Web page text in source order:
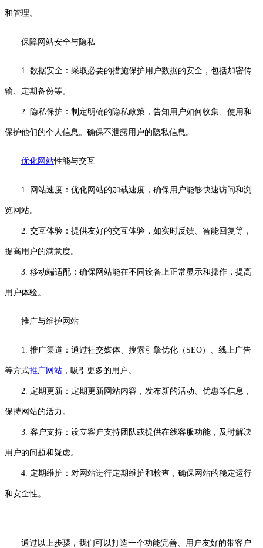
和管理。
保障网站安全与隐私
1. 数据安全：采取必要的措施保护用户数据的安全，包括加密传
输、定期备份等。
2. 隐私保护：制定明确的隐私政策，告知用户如何收集、使用和
保护他们的个人信息。确保不泄露用户的隐私信息。
优化网站性能与交互
1. 网站速度：优化网站的加载速度，确保用户能够快速访问和浏
览网站。
2. 交互体验：提供友好的交互体验，如实时反馈、智能回复等，
提高用户的满意度。
3. 移动端适配：确保网站能在不同设备上正常显示和操作，提高
用户体验。
推广与维护网站
1. 推广渠道：通过社交媒体、搜索引擎优化（SEO）、线上广告
等方式推广网站 ，吸引更多的用户。
2. 定期更新：定期更新网站内容，发布新的活动、优惠等信息，
保持网站的活力。
3. 客户支持：设立客户支持团队或提供在线客服功能，及时解决
用户的问题和疑虑。
4. 定期维护：对网站进行定期维护和检查，确保网站的稳定运行
和安全性。
通过以上步骤，我们可以打造一个功能完善、用户友好的带客户